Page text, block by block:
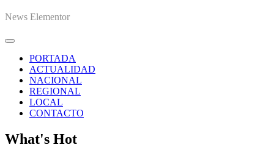
News Elementor
PORTADA
ACTUALIDAD
NACIONAL
REGIONAL
LOCAL
CONTACTO
What's Hot